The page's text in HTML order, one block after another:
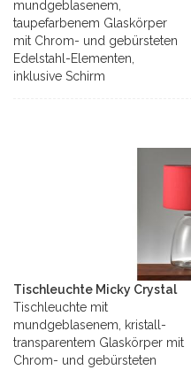
mundgeblasenem,
taupefarbenem Glaskörper
mit Chrom- und gebürsteten
Edelstahl-Elementen,
inklusive Schirm
Tischleuchte Micky Crystal
Tischleuchte mit
mundgeblasenem, kristall-
transparentem Glaskörper mit
Chrom- und gebürsteten